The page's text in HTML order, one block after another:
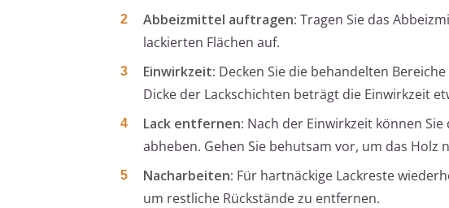
Abbeizmittel auftragen: Tragen Sie das
lackierten Flächen auf.
Einwirkzeit: Decken Sie die behandelten
Dicke der Lackschichten beträgt die Einwirkzeit
Lack entfernen: Nach der Einwirkzeit können
abheben. Gehen Sie behutsam vor, um das Holz
Nacharbeiten: Für hartnäckige Lackreste
um restliche Rückstände zu entfernen.